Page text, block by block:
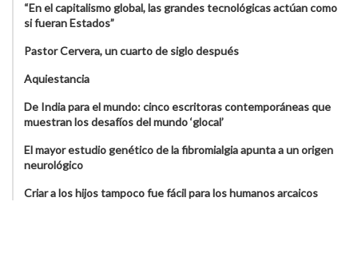
“En el capitalismo global, las grandes tecnológicas actúan como
si fueran Estados”
Pastor Cervera, un cuarto de siglo después
Aquiestancia
De India para el mundo: cinco escritoras contemporáneas que
muestran los desafíos del mundo ‘glocal’
El mayor estudio genético de la fibromialgia apunta a un origen
neurológico
Criar a los hijos tampoco fue fácil para los humanos arcaicos